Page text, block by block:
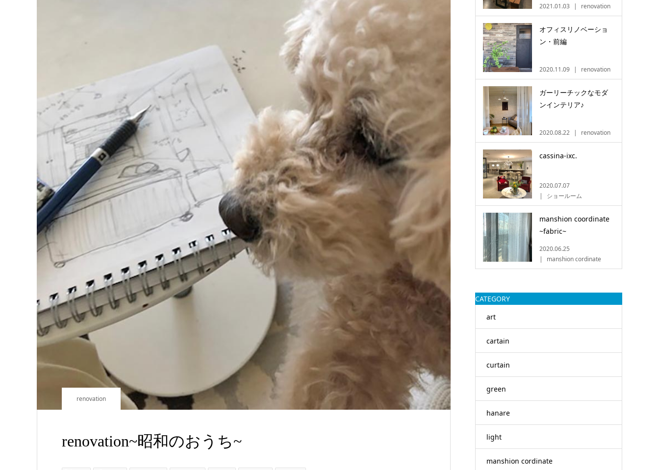
renovation
renovation~昭和のおうち~
2021.01.03 renovation
オフィスリノベーショ
ン・前編
2020.11.09 renovation
ガーリーチックなモダ
ンインテリア♪
2020.08.22 renovation
cassina-ixc.
2020.07.07
ショールーム
manshion coordinate
~fabric~
2020.06.25
manshion cordinate
CATEGORY
art
cartain
curtain
green
hanare
light
manshion cordinate